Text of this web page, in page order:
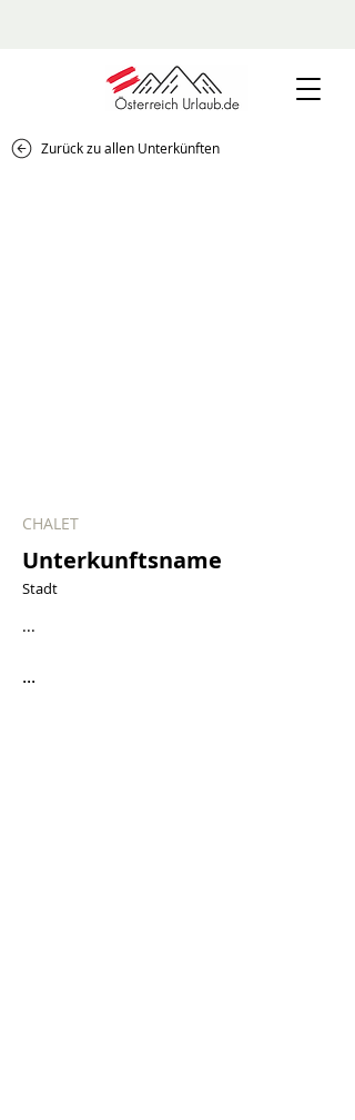
Zurück zu allen Unterkünften
CHALET
Unterkunftsname
Stadt
...
...